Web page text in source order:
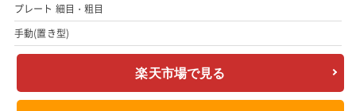
プレート 細目・粗目
手動(置き型)
楽天市場で見る